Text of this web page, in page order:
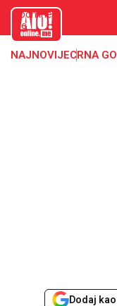
aloonline.
me
NAJNOVIJECRNA
Dodaj